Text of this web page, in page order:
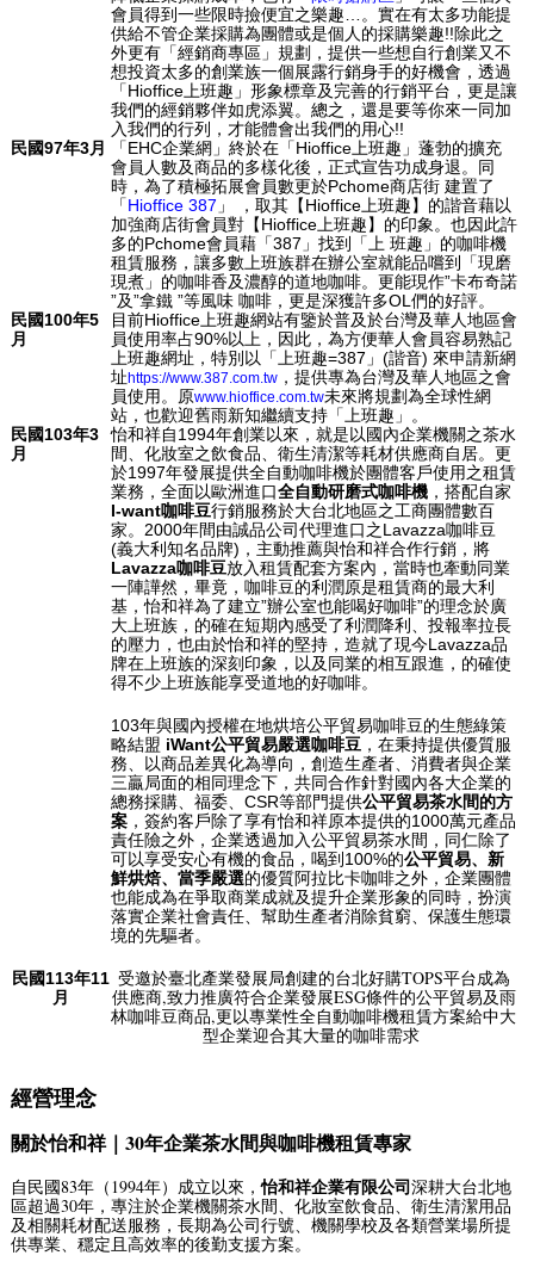
會員得到一些限時撿便宜之樂趣…。實在有太多功能提
供給不管企業採購為團體或是個人的採購樂趣!!除此之
外更有「經銷商專區」規劃，提供一些想自行創業又不
想投資太多的創業族一個展露行銷身手的好機會，透過
「Hioffice上班趣」形象標章及完善的行銷平台，更是讓
我們的經銷夥伴如虎添翼。總之，還是要等你來一同加
入我們的行列，才能體會出我們的用心!!
民國97年3月
「EHC企業網」終於在「Hioffice上班趣」蓬勃的擴充
會員人數及商品的多樣化後，正式宣告功成身退。同
時，為了積極拓展會員數更於Pchome商店街 建置了
「Hioffice 387 」 ，取其【Hioffice上班趣】的諧音藉以
加強商店街會員對【Hioffice上班趣】的印象。也因此許
多的Pchome會員藉「387」找到「上 班趣」的咖啡機
租賃服務，讓多數上班族群在辦公室就能品嚐到「現磨
現煮」的咖啡香及濃醇的道地咖啡。更能現作”卡布奇諾
”及”拿鐵 ”等風味 咖啡，更是深獲許多OL們的好評。
民國100年5
月
目前Hioffice上班趣網站有鑒於普及於台灣及華人地區會
員使用率占90%以上，因此，為方便華人會員容易熟記
上班趣網址，特別以「上班趣=387」(諧音) 來申請新網
址https://www.387.com.tw，提供專為台灣及華人地區之會
員使用。原www.hioffice.com.tw未來將規劃為全球性網
站，也歡迎舊雨新知繼續支持「上班趣」。
民國103年3
月
怡和祥自1994年創業以來，就是以國內企業機關之茶水
間、化妝室之飲食品、衛生清潔等耗材供應商自居。更
於1997年發展提供全自動咖啡機於團體客戶使用之租賃
業務，全面以歐洲進口全自動研磨式咖啡機，搭配自家
I-want咖啡豆行銷服務於大台北地區之工商團體數百
家。2000年間由誠品公司代理進口之Lavazza咖啡豆
(義大利知名品牌)，主動推薦與怡和祥合作行銷，將
Lavazza咖啡豆放入租賃配套方案內，當時也牽動同業
一陣譁然，畢竟，咖啡豆的利潤原是租賃商的最大利
基，怡和祥為了建立”辦公室也能喝好咖啡”的理念於廣
大上班族，的確在短期內感受了利潤降利、投報率拉長
的壓力，也由於怡和祥的堅持，造就了現今Lavazza品
牌在上班族的深刻印象，以及同業的相互跟進，的確使
得不少上班族能享受道地的好咖啡。
103年與國內授權在地烘培公平貿易咖啡豆的生態綠策
略結盟 iWant公平貿易嚴選咖啡豆 ，在秉持提供優質服
務、以商品差異化為導向，創造生產者、消費者與企業
三贏局面的相同理念下，共同合作針對國內各大企業的
總務採購、福委、CSR等部門提供公平貿易茶水間的方
案，簽約客戶除了享有怡和祥原本提供的1000萬元產品
責任險之外，企業透過加入公平貿易茶水間，同仁除了
可以享受安心有機的食品，喝到100%的公平貿易、新
鮮烘焙、當季嚴選的優質阿拉比卡咖啡之外，企業團體
也能成為在爭取商業成就及提升企業形象的同時，扮演
落實企業社會責任、幫助生產者消除貧窮、保護生態環
境的先驅者。
民國113年11
月
受邀於臺北產業發展局創建的台北好購TOPS平台成為
供應商,致力推廣符合企業發展ESG條件的公平貿易及雨
林咖啡豆商品,更以專業性全自動咖啡機租賃方案給中大
型企業迎合其大量的咖啡需求
經營理念
關於怡和祥｜30年企業茶水間與咖啡機租賃專家
自民國83年（1994年）成立以來，怡和祥企業有限公司深耕大台北地
區超過30年，專注於企業機關茶水間、化妝室飲食品、衛生清潔用品
及相關耗材配送服務，長期為公司行號、機關學校及各類營業場所提
供專業、穩定且高效率的後勤支援方案。